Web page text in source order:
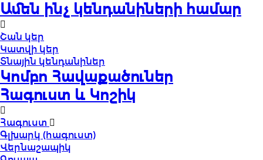
Ամեն ինչ կենդանիների համար
Շան կեր
Կատվի կեր
Տնային կենդանիներ
Կոմբո Հավաքածուներ
Հագուստ և Կոշիկ
Հագուստ
Գլխարկ (հագուստ)
Վերնաշապիկ